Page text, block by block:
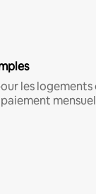
les logements